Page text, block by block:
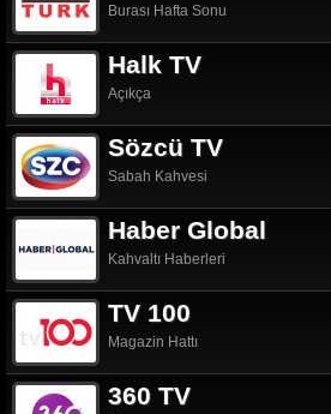
Burası Hafta Sonu
Halk TV
Açıkça
Sözcü TV
Sabah Kahvesi
Haber Global
Kahvaltı Haberleri
TV 100
Magazin Hattı
360 TV